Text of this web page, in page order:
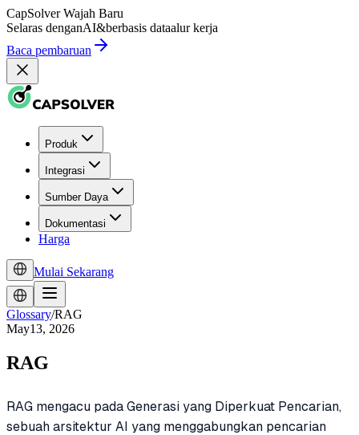
CapSolver Wajah Baru
Selaras denganAI&berbasis dataalur kerja
Baca pembaruan
Produk
Integrasi
Sumber Daya
Dokumentasi
Harga
Mulai Sekarang
Glossary/RAG
May13, 2026
RAG
RAG mengacu pada Generasi yang Diperkuat Pencarian,
sebuah arsitektur AI yang menggabungkan pencarian